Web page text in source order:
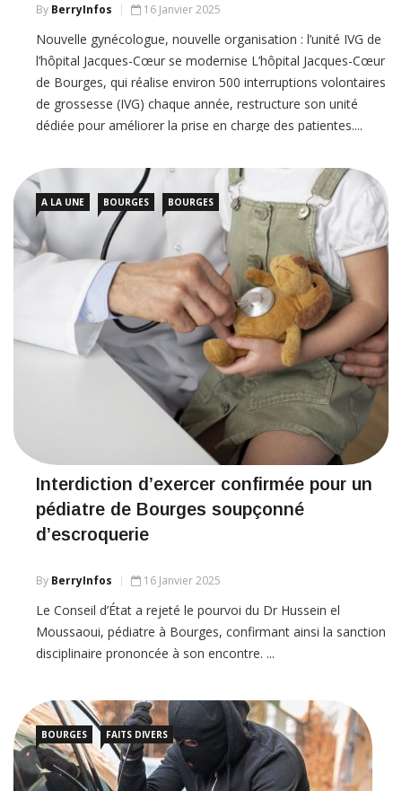
By BerryInfos 16 Janvier 2025
Nouvelle gynécologue, nouvelle organisation : l’unité IVG de
l’hôpital Jacques-Cœur se modernise L’hôpital Jacques-Cœur
de Bourges, qui réalise environ 500 interruptions volontaires
de grossesse (IVG) chaque année, restructure son unité
dédiée pour améliorer la prise en charge des patientes....
A LA UNE BOURGES BOURGES
Interdiction d’exercer confirmée pour un
pédiatre de Bourges soupçonné
d’escroquerie
By BerryInfos 16 Janvier 2025
Le Conseil d’État a rejeté le pourvoi du Dr Hussein el
Moussaoui, pédiatre à Bourges, confirmant ainsi la sanction
disciplinaire prononcée à son encontre. ...
BOURGES FAITS DIVERS